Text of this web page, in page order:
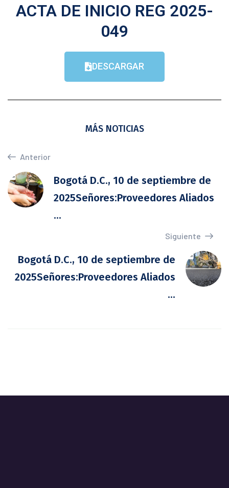
ACTA DE INICIO REG 2025-
049
DESCARGAR
MÁS NOTICIAS
Anterior
Bogotá D.C., 10 de septiembre de
2025Señores:Proveedores Aliados
...
Siguiente
Bogotá D.C., 10 de septiembre de
2025Señores:Proveedores Aliados
...